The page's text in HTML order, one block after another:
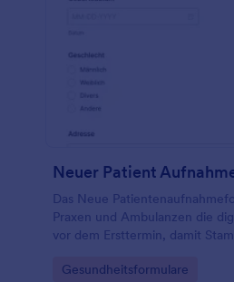
Neuer Patient
Das Neue
Praxen und Ambulanzen die
vor dem Ersttermin, damit
und Formularantworten
Go to Category:
Gesundheitsformulare